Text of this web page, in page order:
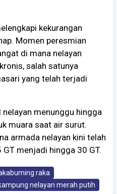
kekurangan
Momen peresmian
di mana nelayan
salah satunya
yang telah terjadi
menunggu hingga
muara saat air surut.
armada nelayan kini telah
menjadi hingga 30 GT.
raka
nelayan merah putih